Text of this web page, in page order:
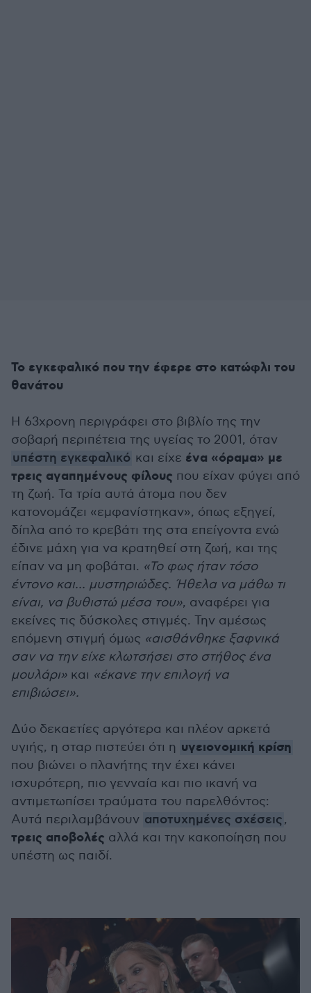
Το εγκεφαλικό που την έφερε στο κατώφλι του
θανάτου
Η 63χρονη περιγράφει στο βιβλίο της την
σοβαρή περιπέτεια της υγείας το 2001, όταν
υπέστη εγκεφαλικό και είχε ένα «όραμα» με
τρεις αγαπημένους φίλους που είχαν φύγει από
τη ζωή. Τα τρία αυτά άτομα που δεν
κατονομάζει «εμφανίστηκαν», όπως εξηγεί,
δίπλα από το κρεβάτι της στα επείγοντα ενώ
έδινε μάχη για να κρατηθεί στη ζωή, και της
είπαν να μη φοβάται. «Το φως ήταν τόσο
έντονο και... μυστηριώδες. Ήθελα να μάθω τι
είναι, να βυθιστώ μέσα του», αναφέρει για
εκείνες τις δύσκολες στιγμές. Την αμέσως
επόμενη στιγμή όμως «αισθάνθηκε ξαφνικά
σαν να την είχε κλωτσήσει στο στήθος ένα
μουλάρι» και «έκανε την επιλογή να
επιβιώσει».
Δύο δεκαετίες αργότερα και πλέον αρκετά
υγιής, η σταρ πιστεύει ότι η υγειονομική κρίση
που βιώνει ο πλανήτης την έχει κάνει
ισχυρότερη, πιο γενναία και πιο ικανή να
αντιμετωπίσει τραύματα του παρελθόντος:
Αυτά περιλαμβάνουν αποτυχημένες σχέσεις,
τρεις αποβολές αλλά και την κακοποίηση που
υπέστη ως παιδί.